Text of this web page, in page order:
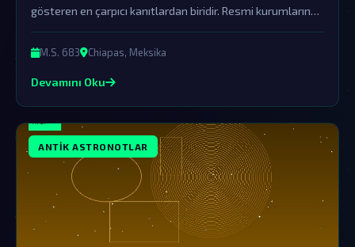
gösteren en çarpıcı kanıtlardan biridir. Resmi kurumların
yalanlamalarına rağmen, bu gizemli lahit ardındaki
gerçekler hala sır perdesini aralamayı bekliyor.
M.S. 683 Chiapas, Meksika
Devamını Oku
ANTIK ASTRONOTLAR